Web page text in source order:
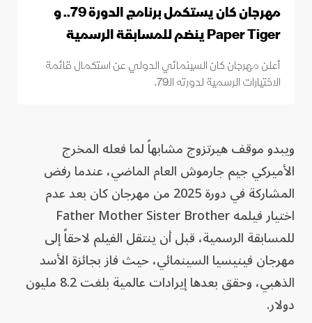
مهرجان كان يستكمل برنامج الدورة 79.. و
Paper Tiger ينضم للمسابقة الرسمية
أعلن مهرجان كان السينمائي الدولي عن استكمال قائمة
الاختيارات الرسمية لدورته الـ79.
ويبدو موقف هيرتزوج مشابهاً لما فعله المخرج
الأميركي جيم جارموش العام الماضي، عندما رفض
المشاركة في دورة 2025 من مهرجان كان بعد عدم
اختيار فيلمه Father Mother Sister Brother
للمسابقة الرسمية، قبل أن ينتقل الفيلم لاحقاً إلى
مهرجان فينيسيا السينمائي، حيث فاز بجائزة الأسد
الذهبي، وحقق بعدها إيرادات عالمية بلغت 8.2 مليون
دولار.